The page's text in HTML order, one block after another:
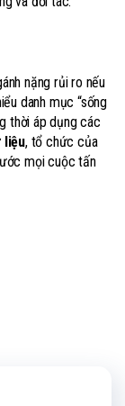
nặng rủi ro nếu
danh mục “sống
thời áp dụng các
liệu, tổ chức của
mọi cuộc tấn